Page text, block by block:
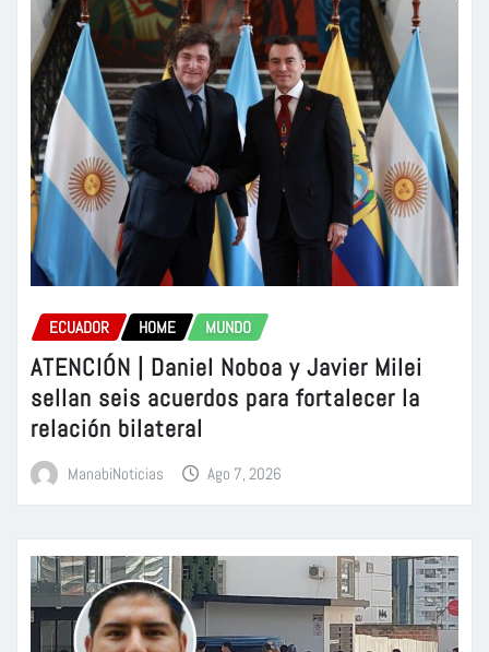
ECUADOR HOME MUNDO
ATENCIÓN | Daniel Noboa y Javier Milei
sellan seis acuerdos para fortalecer la
relación bilateral
ManabiNoticias Ago 7, 2026